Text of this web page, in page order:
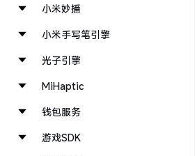
小米妙播
小米手写笔引擎
光子引擎
MiHaptic
钱包服务
游戏SDK